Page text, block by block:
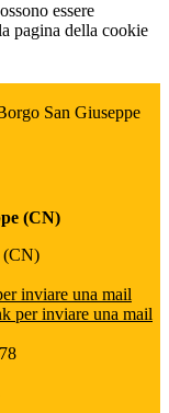
essere
pagina della cookie
San Giuseppe
(CN)
(CN)
inviare una mail
per inviare una mail